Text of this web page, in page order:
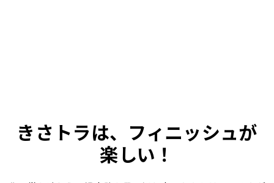
きさトラは、フィニッシュが
楽しい！